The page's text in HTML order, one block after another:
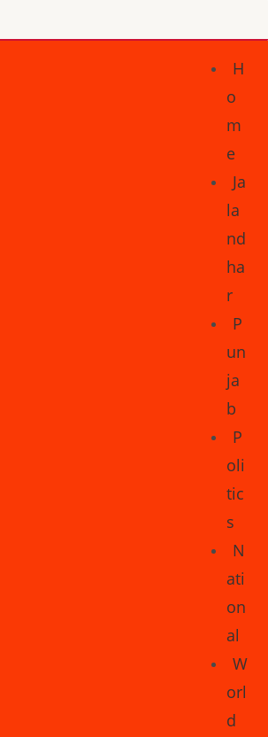
H
o
m
e
Ja
la
nd
ha
r
P
un
ja
b
P
oli
tic
s
N
ati
on
al
W
orl
d